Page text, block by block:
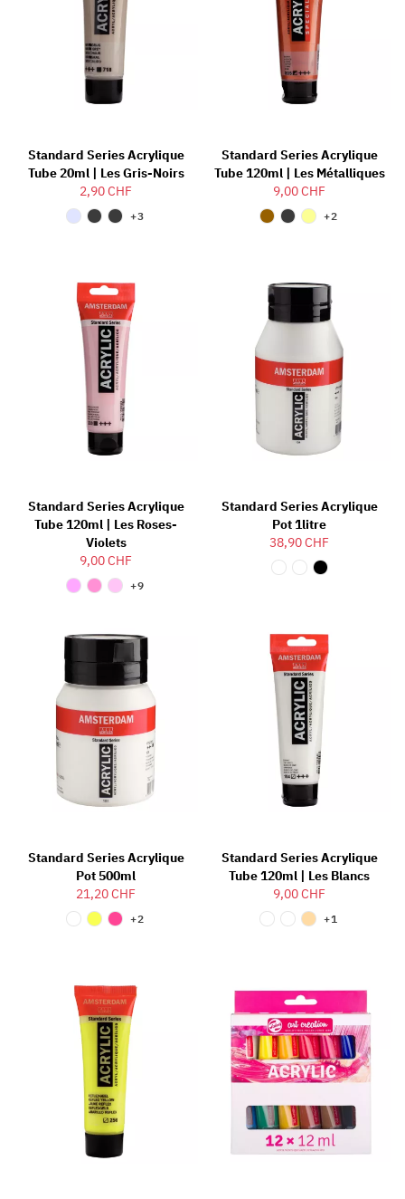
Standard Series Acrylique
Tube 20ml | Les Gris-Noirs
2,90 CHF
+3
Standard Series Acrylique
Tube 120ml | Les Métalliques
9,00 CHF
+2
Standard Series Acrylique
Tube 120ml | Les Roses-
Violets
9,00 CHF
+9
Standard Series Acrylique
Pot 1litre
38,90 CHF
Standard Series Acrylique
Pot 500ml
21,20 CHF
+2
Standard Series Acrylique
Tube 120ml | Les Blancs
9,00 CHF
+1